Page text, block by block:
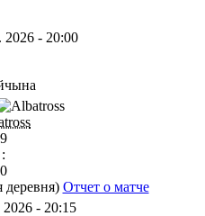
2026- 20:00
9
:
0
деревня) Отчет о матче
2026 - 20:15